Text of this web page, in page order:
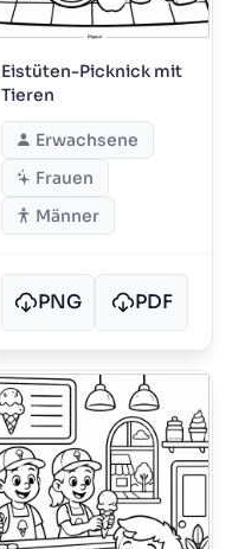
Eistüten-Picknick mit
Tieren
Erwachsene
Frauen
Männer
PNG PDF